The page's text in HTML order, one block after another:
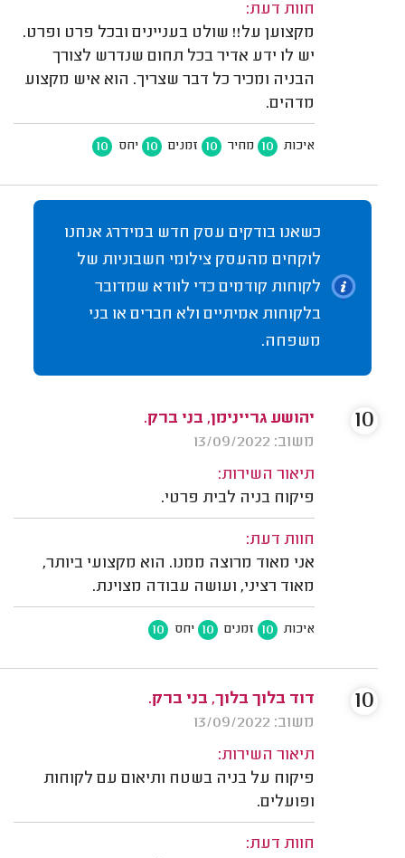
חוות דעת:
מקצוען על!! שולט בעניינים ובכל פרט ופרט.
יש לו ידע אדיר בכל תחום שנדרש לצורך
הבניה ומכיר כל דבר שצריך. הוא איש מקצוע
מדהים.
איכות 10 מחיר 10 זמנים 10 יחס 10
כשאנו בודקים עסק חדש במידרג אנחנו
לוקחים מהעסק צילומי חשבוניות של
לקוחות קודמים כדי לוודא שמדובר
בלקוחות אמיתיים ולא חברים או בני
משפחה.
יהושע גריינימן, בני ברק.
משוב: 13/09/2022
תיאור השירות:
פיקוח בניה לבית פרטי.
חוות דעת:
אני מאוד מרוצה ממנו. הוא מקצועי ביותר,
מאוד רציני, ועושה עבודה מצוינת.
איכות 10 זמנים 10 יחס 10
10
דוד בלוך בלוך, בני ברק.
משוב: 13/09/2022
תיאור השירות:
פיקוח על בניה בשטח ותיאום עם לקוחות
ופועלים.
חוות דעת:
10